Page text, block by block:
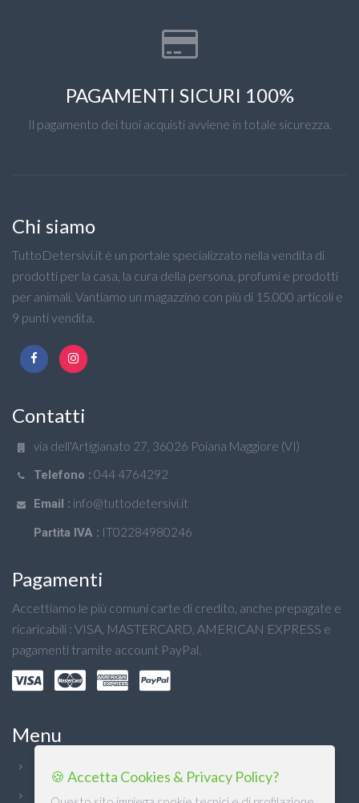
PAGAMENTI SICURI 100%
Il pagamento dei tuoi acquisti avviene in totale sicurezza.
Chi siamo
TuttoDetersivi.it è un portale specializzato nella vendita di
prodotti per la casa, la cura della persona, profumi e prodotti
per animali. Vantiamo un magazzino con più di 15.000 articoli e
9 punti vendita.
Contatti
via dell'Artigianato 27, 36026 Poiana Maggiore (VI)
Telefono : 044 4764292
Email : info@tuttodetersivi.it
Partita IVA : IT02284980246
Pagamenti
Accettiamo le più comuni carte di credito, anche prepagate e
ricaricabili : VISA, MASTERCARD, AMERICAN EXPRESS e
pagamenti tramite account PayPal.
Menu
Condizioni generali
🍪 Accetta Cookies & Privacy Policy?